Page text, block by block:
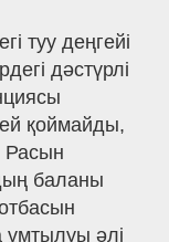
туу деңгейі
дәстүрлі
қоймайды,
Расын
баланы
ұмтылуы әлі